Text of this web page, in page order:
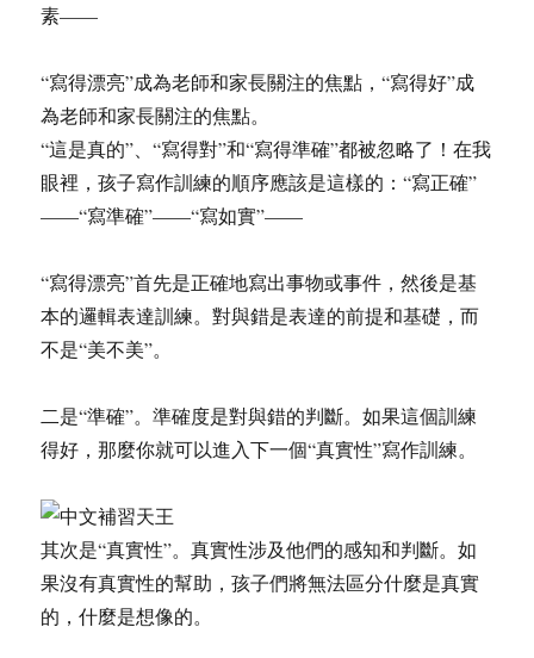
素——
“寫得漂亮”成為老師和家長關注的焦點，“寫得好”成
為老師和家長關注的焦點。
“這是真的”、“寫得對”和“寫得準確”都被忽略了！在我
眼裡，孩子寫作訓練的順序應該是這樣的：“寫正確”
——“寫準確”——“寫如實”——
“寫得漂亮”首先是正確地寫出事物或事件，然後是基
本的邏輯表達訓練。對與錯是表達的前提和基礎，而
不是“美不美”。
二是“準確”。準確度是對與錯的判斷。如果這個訓練
得好，那麼你就可以進入下一個“真實性”寫作訓練。
其次是“真實性”。真實性涉及他們的感知和判斷。如
果沒有真實性的幫助，孩子們將無法區分什麼是真實
的，什麼是想像的。